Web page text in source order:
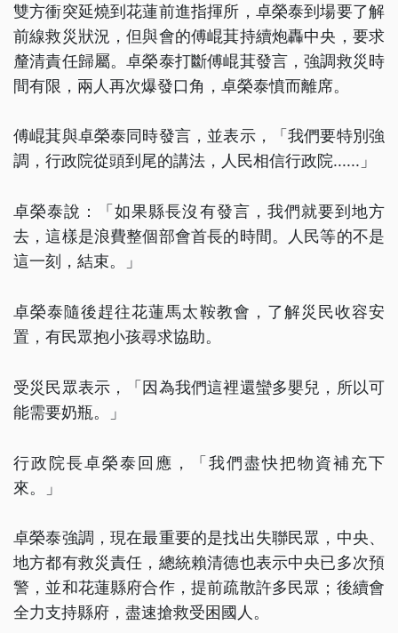
雙方衝突延燒到花蓮前進指揮所，卓榮泰到場要了解
前線救災狀況，但與會的傅崐萁持續炮轟中央，要求
釐清責任歸屬。卓榮泰打斷傅崐萁發言，強調救災時
間有限，兩人再次爆發口角，卓榮泰憤而離席。
傅崐萁與卓榮泰同時發言，並表示，「我們要特別強
調，行政院從頭到尾的講法，人民相信行政院......」
卓榮泰說：「如果縣長沒有發言，我們就要到地方
去，這樣是浪費整個部會首長的時間。人民等的不是
這一刻，結束。」
卓榮泰隨後趕往花蓮馬太鞍教會，了解災民收容安
置，有民眾抱小孩尋求協助。
受災民眾表示，「因為我們這裡還蠻多嬰兒，所以可
能需要奶瓶。」
行政院長卓榮泰回應，「我們盡快把物資補充下
來。」
卓榮泰強調，現在最重要的是找出失聯民眾，中央、
地方都有救災責任，總統賴清德也表示中央已多次預
警，並和花蓮縣府合作，提前疏散許多民眾；後續會
全力支持縣府，盡速搶救受困國人。